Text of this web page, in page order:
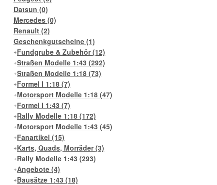
Datsun (0)
Mercedes (0)
Renault (2)
Geschenkgutscheine (1)
Fundgrube & Zubehör(12)
Straßen Modelle 1:43(292)
Straßen Modelle 1:18(73)
Formel I 1:18(7)
Motorsport Modelle 1:18(47)
Formel I 1:43(7)
Rally Modelle 1:18(172)
Motorsport Modelle 1:43(45)
Fanartikel(15)
Karts, Quads, Morräder(3)
Rally Modelle 1:43(293)
Angebote(4)
Bausätze 1:43(18)